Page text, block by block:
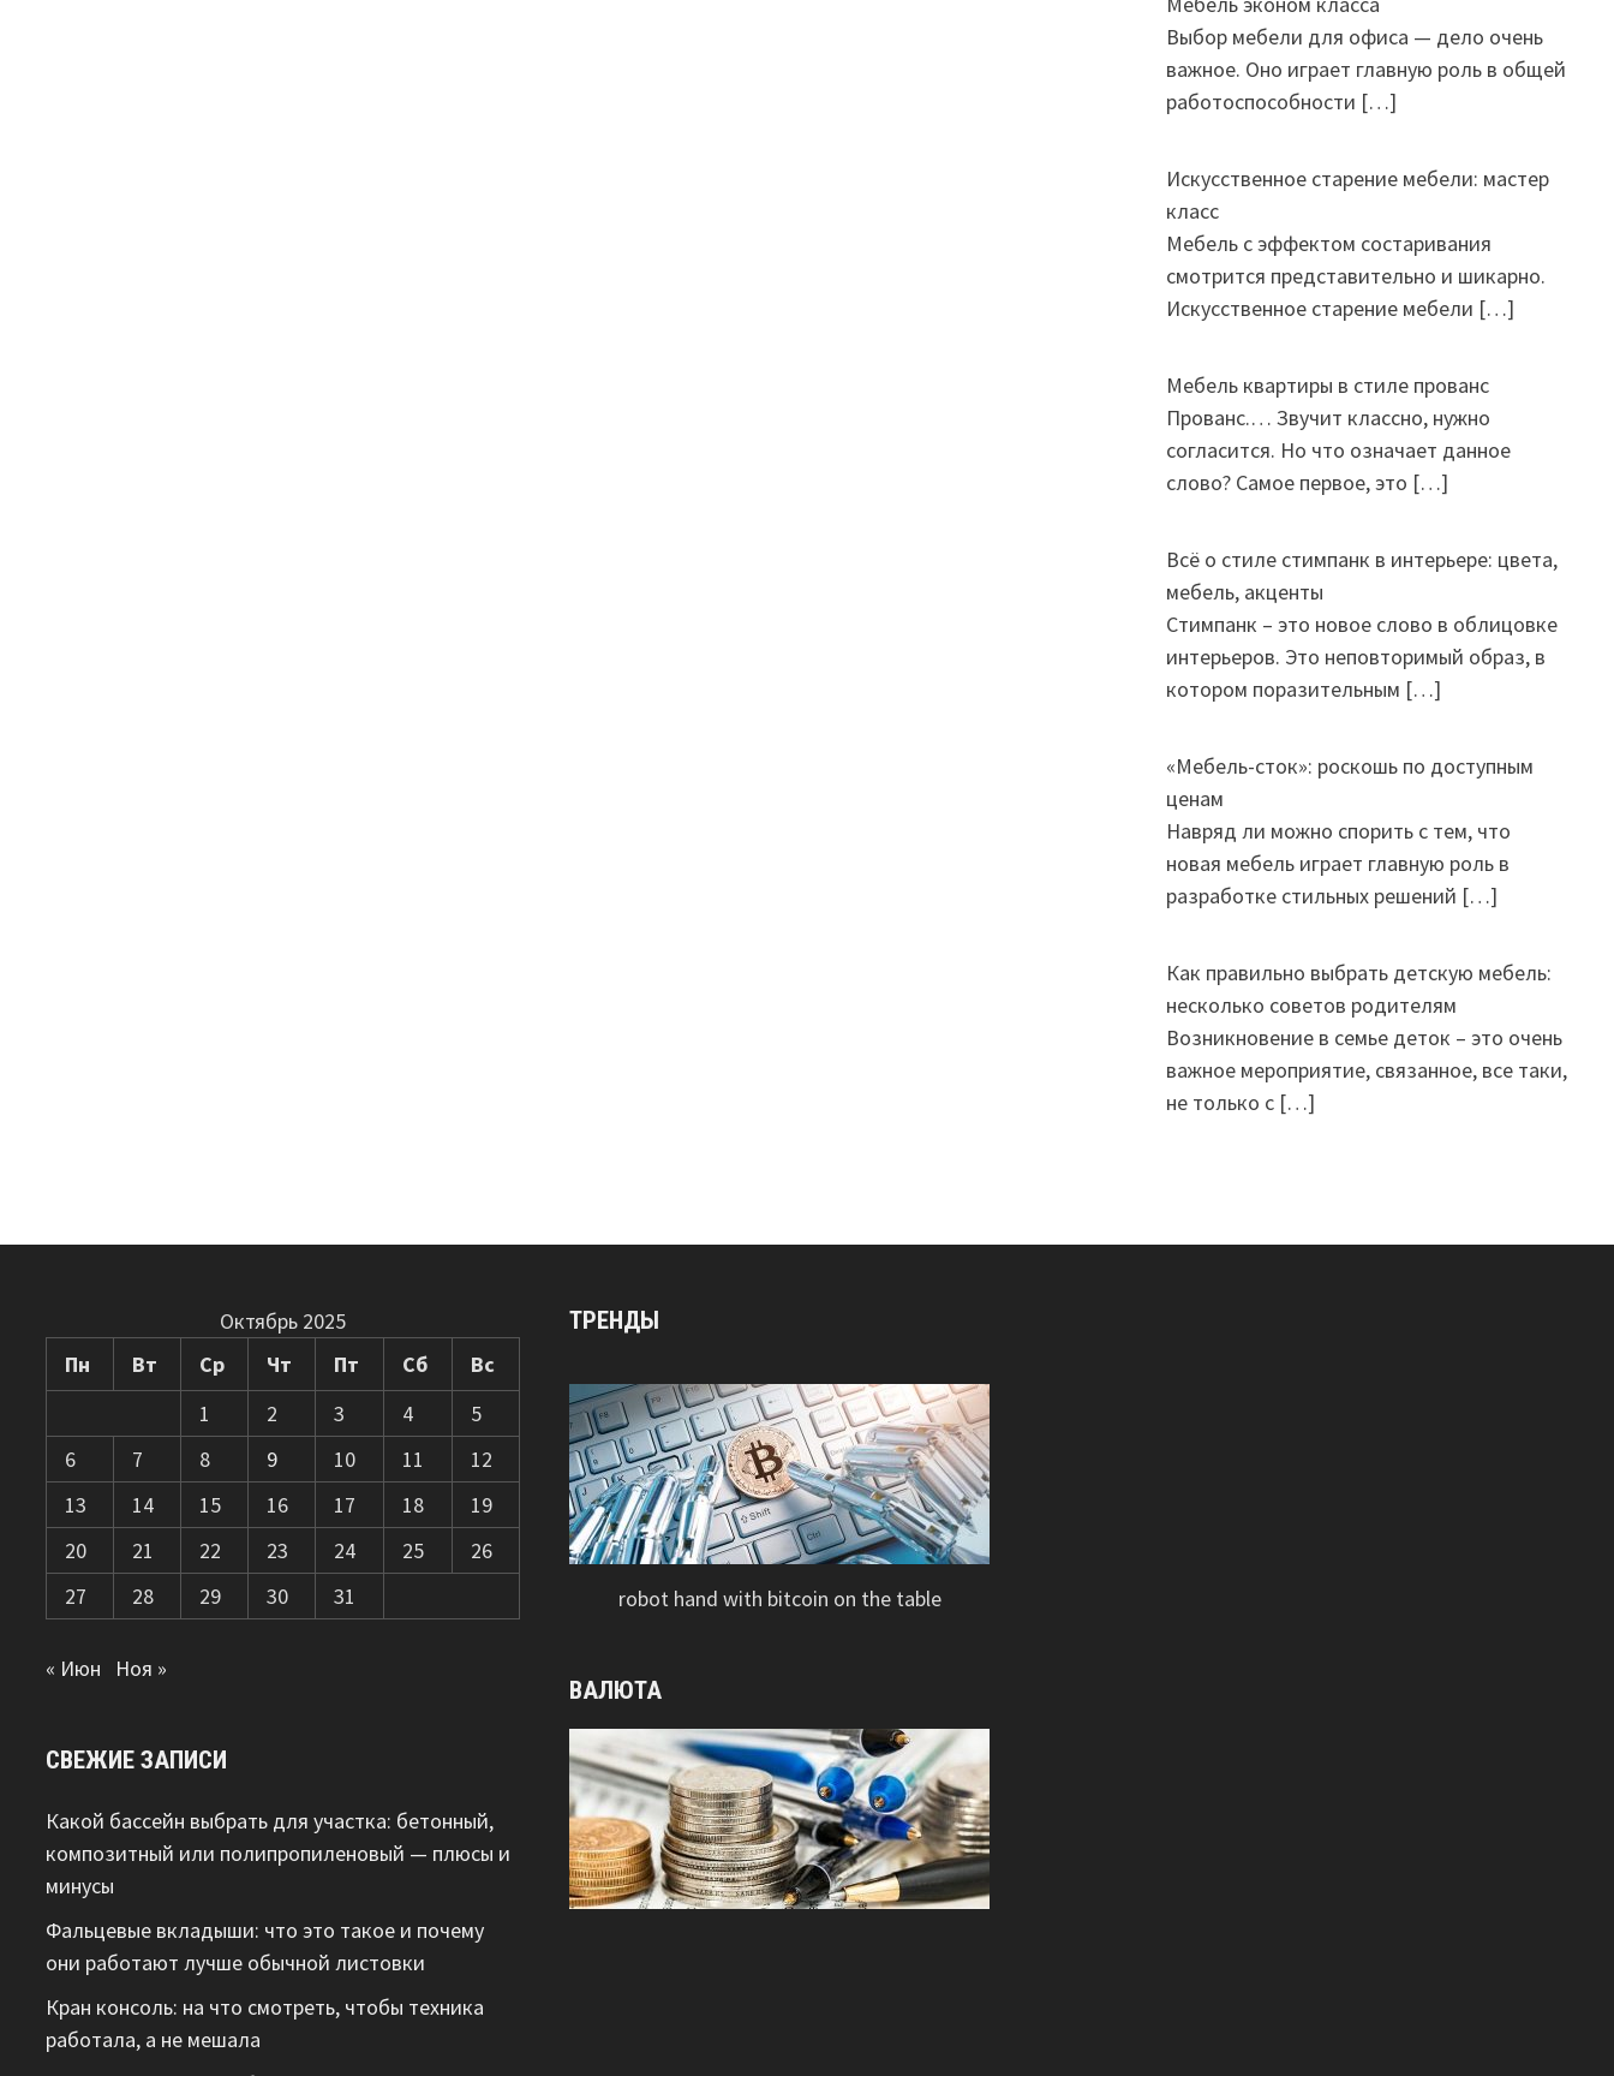
Выбор мебели для офиса — дело очень
важное. Оно играет главную роль в общей
работоспособности […]
Искусственное старение мебели: мастер
класс
Мебель с эффектом состаривания
смотрится представительно и шикарно.
Искусственное старение мебели […]
Мебель квартиры в стиле прованс
Прованс.… Звучит классно, нужно
согласится. Но что означает данное
слово? Самое первое, это […]
Всё о стиле стимпанк в интерьере: цвета,
мебель, акценты
Стимпанк – это новое слово в облицовке
интерьеров. Это неповторимый образ, в
котором поразительным […]
«Мебель-сток»: роскошь по доступным
ценам
Навряд ли можно спорить с тем, что
новая мебель играет главную роль в
разработке стильных решений […]
Как правильно выбрать детскую мебель:
несколько советов родителям
Возникновение в семье деток – это очень
важное мероприятие, связанное, все таки,
не только с […]
Октябрь 2025
Пн
Вт Ср Чт Пт Сб
Вс
1
2 3 4
5
6
7 8 9 10 11
12
13
14 15 16 17 18
19
20
21 22 23 24 25
26
27
28 29 30 31
« Июн Ноя »
СВЕЖИЕ ЗАПИСИ
Какой бассейн выбрать для участка: бетонный,
композитный или полипропиленовый — плюсы и
минусы
Фальцевые вкладыши: что это такое и почему
они работают лучше обычной листовки
Кран консоль: на что смотреть, чтобы техника
работала, а не мешала
ТРЕНДЫ
robot hand with bitcoin on the table
ВАЛЮТА